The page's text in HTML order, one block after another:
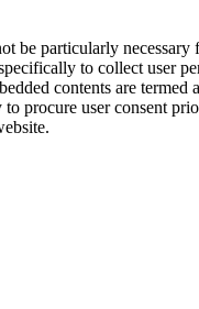
be particularly necessary
to collect user
contents are termed
procure user consent